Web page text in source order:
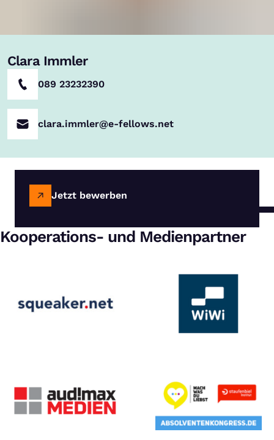
Clara Immler
089 23232390
clara.immler@e-fellows.net
Jetzt bewerben
Kooperations- und Medienpartner